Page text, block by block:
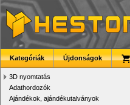
Kategóriák Újdonságok
3D nyomtatás
Adathordozók
Ajándékok, ajándékutalványok